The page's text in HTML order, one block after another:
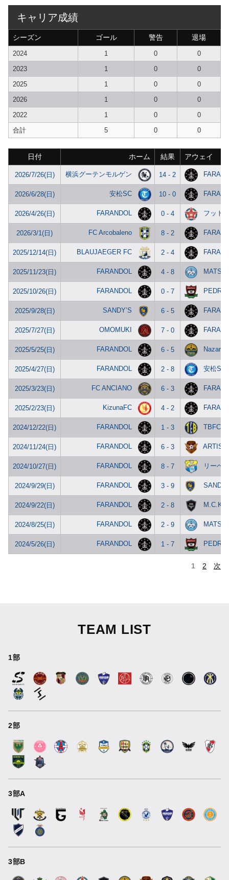
キャリア成績
シーズン ゴール 警告 退場
2024 1 0
0
2023
1 0
0
2025
1 0
0
2026
1 0
0
2022
1 0
0
合計
5 0 0
日付 ホーム 結果 アウェイ
2026/7/26(日) 横浜グーテンモルゲン 14 - 2
2026/6/28(日) 安松SC 10 - 0
2026/4/26(日) FARANDOL 0 - 4 フット
2026/3/1(日) FC Arcobaleno 8 - 2
2025/12/14(日) BLAUJAEGER FC 2 - 4
2025/11/23(日) FARANDOL 4 - 8
2025/10/26(日) FARANDOL 0 - 7
2025/9/28(日) SANDY’S 6 - 5
2025/7/27(日) OMOMUKI 7 - 0
2025/5/25(日) FARANDOL 6 - 5 Nazare
2025/4/27(日) FARANDOL 2 - 8 安松SC
2025/3/23(日) FC ANCIANO 6 - 3
2025/2/23(日) KizunaFC 4 - 2
2024/12/22(日) FARANDOL 1 - 3 TBFC
2024/11/24(日) FARANDOL 6 - 3
2024/10/27(日) FARANDOL 8 - 7 リーベ
2024/9/29(日) FARANDOL 3 - 9
2024/9/22(日) FARANDOL 2 - 8
2024/8/25(日) FARANDOL 2 - 9
2024/5/26(日) FARANDOL 1 - 7
1 2 次
TEAM LIST
1部
2部
3部A
3部B